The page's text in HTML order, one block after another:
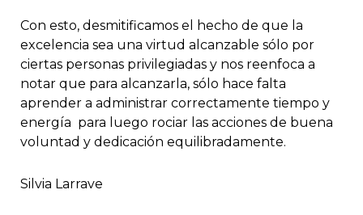
Con esto, desmitificamos el hecho de que la
excelencia sea una virtud alcanzable sólo por
ciertas personas privilegiadas y nos reenfoca a
notar que para alcanzarla, sólo hace falta
aprender a administrar correctamente tiempo y
energía para luego rociar las acciones de buena
voluntad y dedicación equilibradamente.
Silvia Larrave